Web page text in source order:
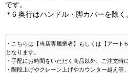
です。
＊6 奥行はハンドル・脚カバーを除く
・こちらは【当店専属業者】もしくは【アート
となります。
・手配にお時間をいただく商品以外、ご注文時
・階段上げやクレーン上げやカウンター越え等